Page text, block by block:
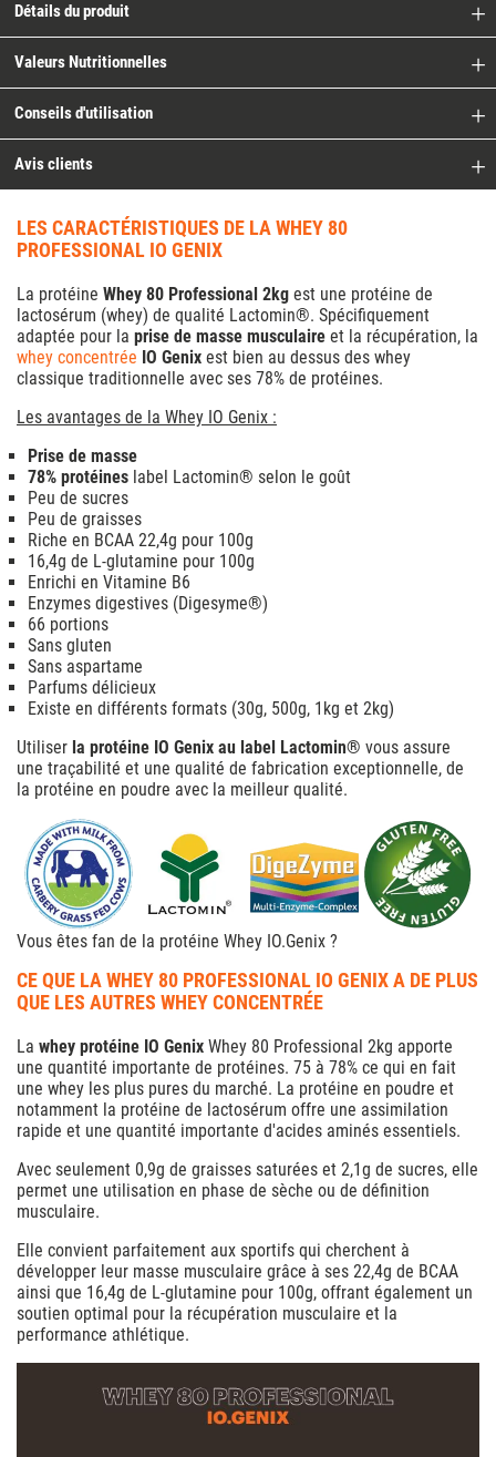
Détails du produit
Valeurs Nutritionnelles
Conseils d'utilisation
Avis clients
LES CARACTÉRISTIQUES DE LA WHEY 80
PROFESSIONAL IO GENIX
La protéine Whey 80 Professional 2kg est une protéine de
lactosérum (whey) de qualité Lactomin®. Spécifiquement
adaptée pour la prise de masse musculaire et la récupération, la
whey concentrée IO Genix est bien au dessus des whey
classique traditionnelle avec ses 78% de protéines.
Les avantages de la Whey IO Genix :
Prise de masse
78% protéines label Lactomin® selon le goût
Peu de sucres
Peu de graisses
Riche en BCAA 22,4g pour 100g
16,4g de L-glutamine pour 100g
Enrichi en Vitamine B6
Enzymes digestives (Digesyme®)
66 portions
Sans gluten
Sans aspartame
Parfums délicieux
Existe en différents formats (30g, 500g, 1kg et 2kg)
Utiliser la protéine IO Genix au label Lactomin® vous assure
une traçabilité et une qualité de fabrication exceptionnelle, de
la protéine en poudre avec la meilleur qualité.
Vous êtes fan de la protéine Whey IO.Genix ?
CE QUE LA WHEY 80 PROFESSIONAL IO GENIX A DE PLUS
QUE LES AUTRES WHEY CONCENTRÉE
La whey protéine IO Genix Whey 80 Professional 2kg apporte
une quantité importante de protéines. 75 à 78% ce qui en fait
une whey les plus pures du marché. La protéine en poudre et
notamment la protéine de lactosérum offre une assimilation
rapide et une quantité importante d'acides aminés essentiels.
Avec seulement 0,9g de graisses saturées et 2,1g de sucres, elle
permet une utilisation en phase de sèche ou de définition
musculaire.
Elle convient parfaitement aux sportifs qui cherchent à
développer leur masse musculaire grâce à ses 22,4g de BCAA
ainsi que 16,4g de L-glutamine pour 100g, offrant également un
soutien optimal pour la récupération musculaire et la
performance athlétique.